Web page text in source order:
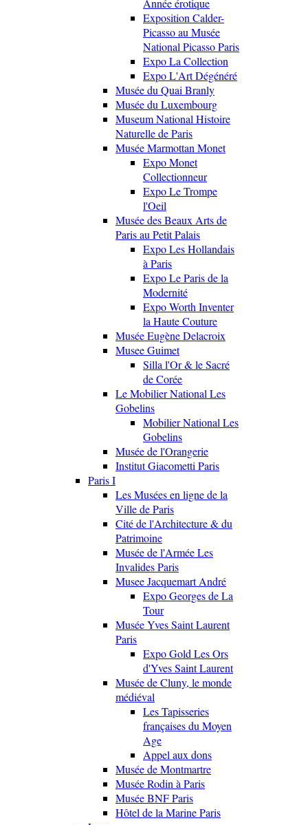
Année érotique
Exposition Calder-
Picasso au Musée
National Picasso Paris
Expo La Collection
Expo L'Art Dégénéré
Musée du Quai Branly
Musée du Luxembourg
Museum National Histoire
Naturelle de Paris
Musée Marmottan Monet
Expo Monet
Collectionneur
Expo Le Trompe
l'Oeil
Musée des Beaux Arts de
Paris au Petit Palais
Expo Les Hollandais
à Paris
Expo Le Paris de la
Modernité
Expo Worth Inventer
la Haute Couture
Musée Eugène Delacroix
Musee Guimet
Silla l'Or & le Sacré
de Corée
Le Mobilier National Les
Gobelins
Mobilier National Les
Gobelins
Musée de l'Orangerie
Institut Giacometti Paris
Paris I
Les Musées en ligne de la
Ville de Paris
Cité de l'Architecture & du
Patrimoine
Musée de l'Armée Les
Invalides Paris
Musee Jacquemart André
Expo Georges de La
Tour
Musée Yves Saint Laurent
Paris
Expo Gold Les Ors
d'Yves Saint Laurent
Musée de Cluny, le monde
médiéval
Les Tapisseries
françaises du Moyen
Age
Appel aux dons
Musée de Montmartre
Musée Rodin à Paris
Musée BNF Paris
Hôtel de la Marine Paris